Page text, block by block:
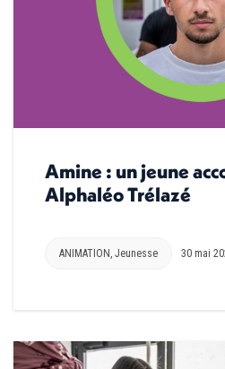
Amine : un jeune
Alphaléo Trélazé
ANIMATION , Jeunesse 30 mai